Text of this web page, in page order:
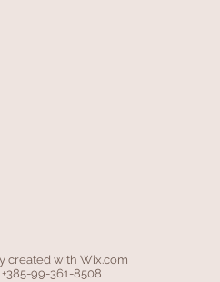
created with Wix.com
99-361-8508